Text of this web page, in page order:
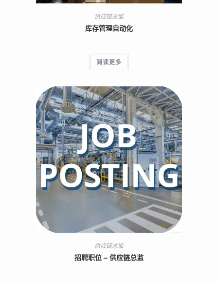
供应链总监
库存管理自动化
阅读更多
供应链总监
招聘职位 – 供应链总监